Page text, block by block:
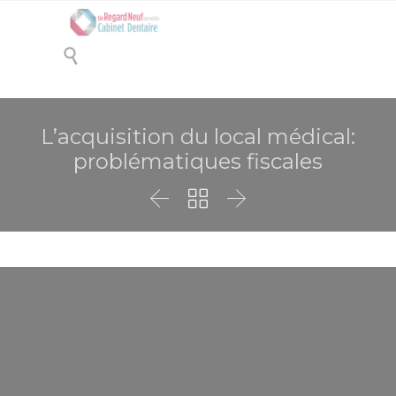

L’acquisition du local médical:
problématiques fiscales
  